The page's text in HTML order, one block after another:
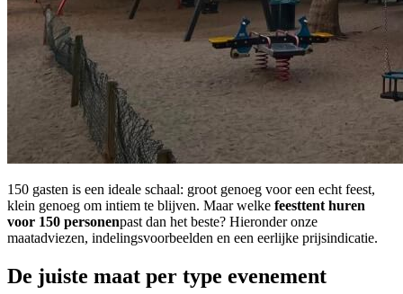
150 gasten is een ideale schaal: groot genoeg voor een echt feest,
klein genoeg om intiem te blijven. Maar welke feesttent huren
voor 150 personenpast dan het beste? Hieronder onze
maatadviezen, indelingsvoorbeelden en een eerlijke prijsindicatie.
De juiste maat per type evenement